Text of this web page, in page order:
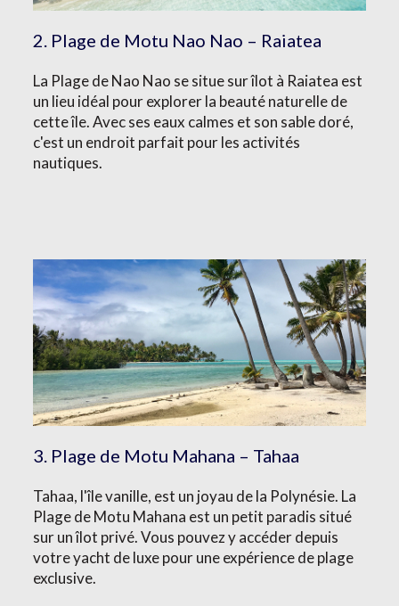
2. Plage de Motu Nao Nao – Raiatea
La Plage de Nao Nao se situe sur îlot à Raiatea est
un lieu idéal pour explorer la beauté naturelle de
cette île. Avec ses eaux calmes et son sable doré,
c'est un endroit parfait pour les activités
nautiques.
3. Plage de Motu Mahana – Tahaa
Tahaa, l'île vanille, est un joyau de la Polynésie. La
Plage de Motu Mahana est un petit paradis situé
sur un îlot privé. Vous pouvez y accéder depuis
votre yacht de luxe pour une expérience de plage
exclusive.